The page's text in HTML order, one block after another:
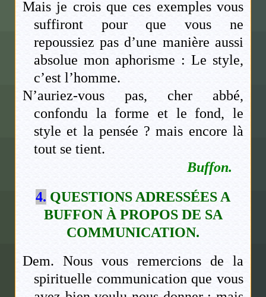
Mais je crois que ces exemples vous
suffiront pour que vous ne
repoussiez pas d’une manière aussi
absolue mon aphorisme : Le style,
c’est l’homme.
N’auriez-vous pas, cher abbé,
confondu la forme et le fond, le
style et la pensée ? mais encore là
tout se tient.
Buffon.
4. QUESTIONS ADRESSÉES A
BUFFON À PROPOS DE SA
COMMUNICATION.
Dem. Nous vous remercions de la
spirituelle communication que vous